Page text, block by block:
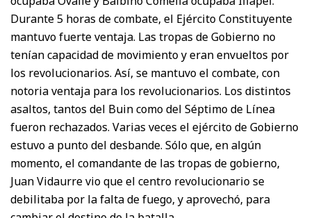
Durante 5 horas de combate, el Ejército Constituyente
mantuvo fuerte ventaja. Las tropas de Gobierno no
tenían capacidad de movimiento y eran envueltos por
los revolucionarios. Así, se mantuvo el combate, con
notoria ventaja para los revolucionarios. Los distintos
asaltos, tantos del Buin como del Séptimo de Línea
fueron rechazados. Varias veces el ejército de Gobierno
estuvo a punto del desbande. Sólo que, en algún
momento, el comandante de las tropas de gobierno,
Juan Vidaurre vio que el centro revolucionario se
debilitaba por la falta de fuego, y aprovechó, para